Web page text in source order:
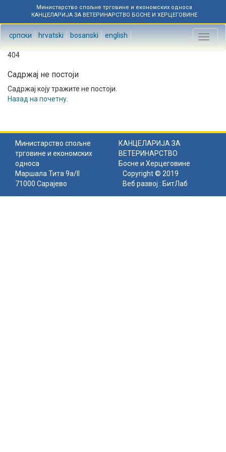
Министарство спољне трговине и економских односа
КАНЦЕЛАРИЈА ЗА ВЕТЕРИНАРСТВО БОСНЕ И ХЕРЦЕГОВИНЕ
српски hrvatski bosanski english
Toggle
404
Садржај не постоји
Садржај коју тражите не постоји.
Назад на почетну
Министарство спољне
трговине и економских
односа
КАНЦЕЛАРИЈА ЗА
ВЕТЕРИНАРСТВО
Босне и Херцеговине
Маршала Тита 9а/II
71000 Сарајево
Copyright © 2019
Веб развој : БитЛаб